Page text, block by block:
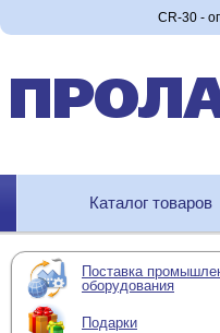
CR-30 -
Каталог товаров
Поставка
оборудования
Подарки